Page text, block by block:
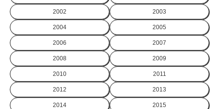
2002 2003
2004 2005
2006 2007
2008 2009
2010 2011
2012 2013
2014 2015